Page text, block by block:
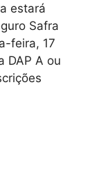
estará
Safra
feira, 17
DAP A ou